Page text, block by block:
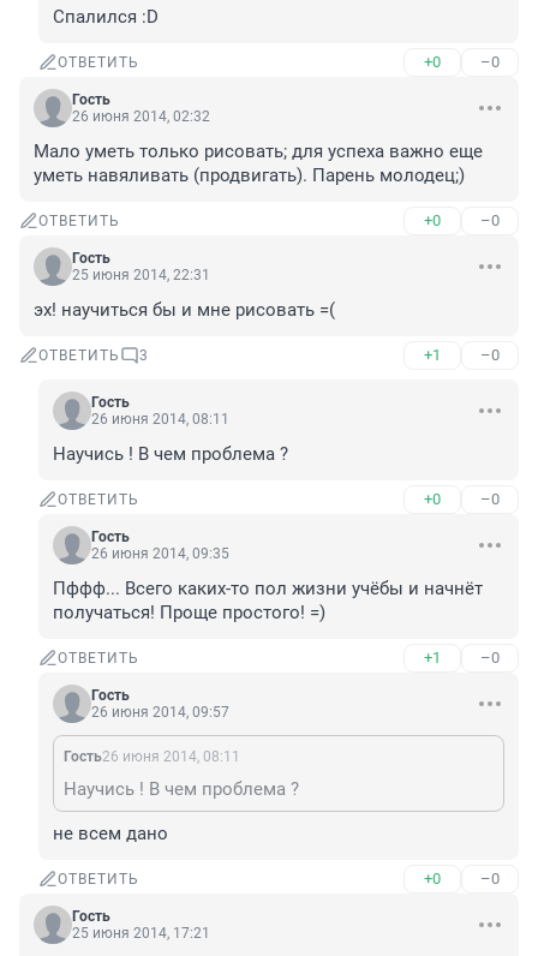
Спалился :D
ОТВЕТИТЬ +0 –0
Гость
26 июня 2014, 02:32
Мало уметь только рисовать; для успеха важно еще
уметь навяливать (продвигать). Парень молодец;)
ОТВЕТИТЬ +0 –0
Гость
25 июня 2014, 22:31
эх! научиться бы и мне рисовать =(
ОТВЕТИТЬ 3 +1 –0
Гость
26 июня 2014, 08:11
Научись ! В чем проблема ?
ОТВЕТИТЬ +0 –0
Гость
26 июня 2014, 09:35
Пффф... Всего каких-то пол жизни учёбы и начнёт
получаться! Проще простого! =)
ОТВЕТИТЬ +1 –0
Гость
26 июня 2014, 09:57
Гость26 июня 2014, 08:11
Научись ! В чем проблема ?
не всем дано
ОТВЕТИТЬ +0 –0
Гость
25 июня 2014, 17:21